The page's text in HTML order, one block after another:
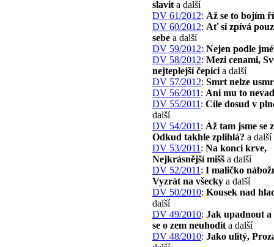
slavit a další
DV 61/2012: Až se to bojím
DV 60/2012: Ať si zpívá
sebe a další
DV 59/2012: Nejen podle
DV 58/2012: Mezi cenami,
nejteplejší čepici a další
DV 57/2012: Smrt nelze
DV 56/2011 : Ani mu to
DV 55/2011 : Cíle dosud v
další
DV 54/2011 : Až tam jsme se
Odkud takhle zplihlá? a další
DV 53/2011 : Na konci krve,
Nejkrásnější mišš a další
DV 52/2011 : I maličko
Vyzrát na všecky a další
DV 50/2010: Kousek nad
další
DV 49/2010: Jak upadnout
se o zem neuhodit a další
DV 48/2010: Jako ulitý,